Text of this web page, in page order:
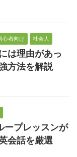
心者向け 社会人
は理由があっ
方法を解説
ープレッスンが
会話を厳選